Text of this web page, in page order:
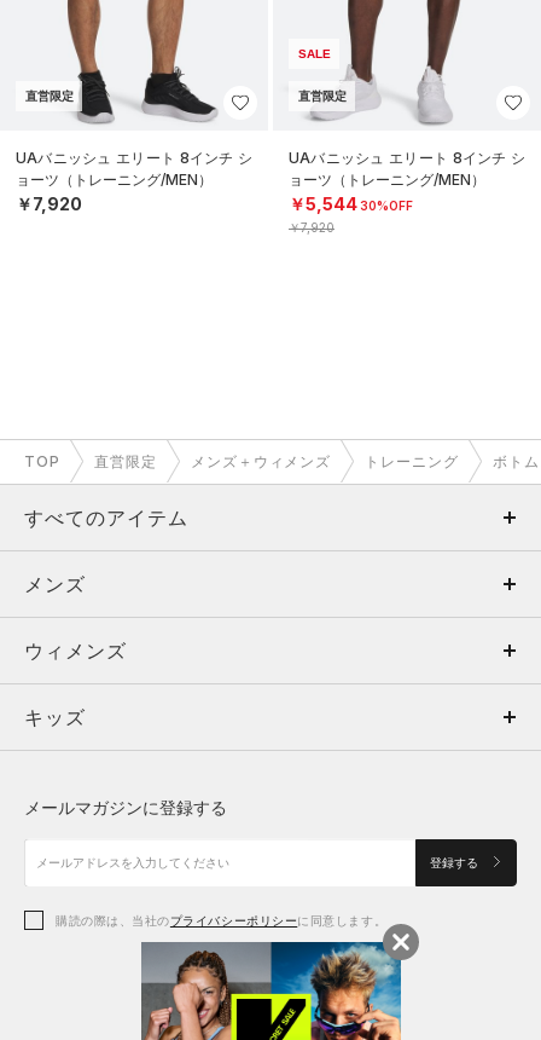
直営限定
UAバニッシュ エリート 8インチ シ
ョーツ（トレーニング/MEN）
￥7,920
SALE
直営限定
UAバニッシュ エリート 8インチ シ
ョーツ（トレーニング/MEN）
￥5,54430%OFF
￥7,920
TOP 直営限定 メンズ＋ウィメンズ トレーニング ボト
すべてのアイテム
メンズ
ウィメンズ
キッズ
アクセサリー
メンズ
トップス
ボトムス
アクセサリー
ウィメンズ
トップス
シューズ
アクセサリー
キッズ
シューズ
メールマガジンに登録する
登録する
購読の際は、当社のプライバシーポリシーに同意します。